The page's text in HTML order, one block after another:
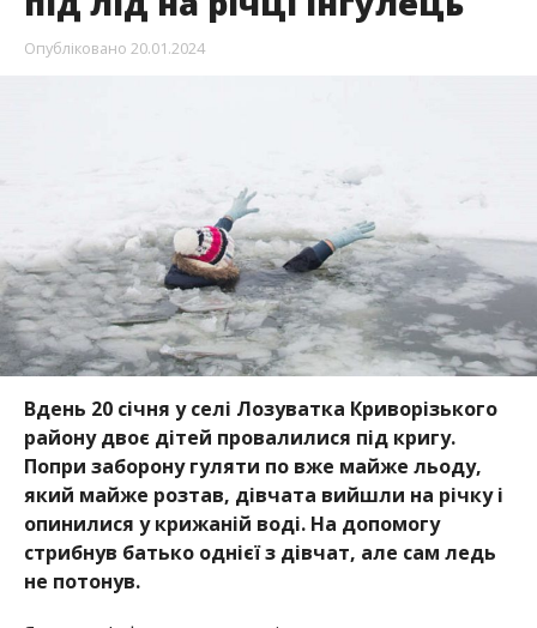
Опубліковано 20.01.2024
Вдень 20 січня у селі Лозуватка Криворізького
району двоє дітей провалилися під кригу.
Попри заборону гуляти по вже майже льоду,
який майже розтав, дівчата вийшли на річку і
опинилися у крижаній воді. На допомогу
стрибнув батько однієї з дівчат, але сам ледь
не потонув.